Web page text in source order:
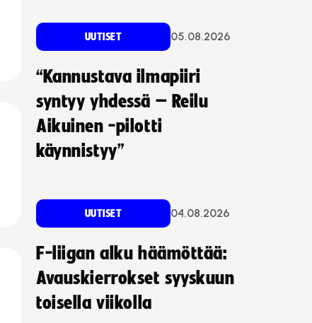
UUTISET 05.08.2026
“Kannustava ilmapiiri
syntyy yhdessä – Reilu
Aikuinen -pilotti
käynnistyy”
UUTISET 04.08.2026
F-liigan alku häämöttää:
Avauskierrokset syyskuun
toisella viikolla